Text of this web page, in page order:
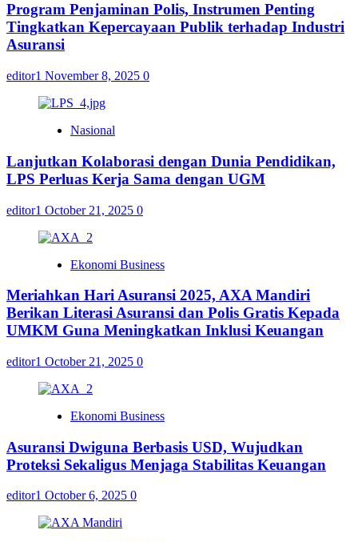
Program Penjaminan Polis, Instrumen Penting
Tingkatkan Kepercayaan Publik terhadap Industri
Asuransi
editor1 November 8, 2025 0
Nasional
Lanjutkan Kolaborasi dengan Dunia Pendidikan,
LPS Perluas Kerja Sama dengan UGM
editor1 October 21, 2025 0
Ekonomi Business
Meriahkan Hari Asuransi 2025, AXA Mandiri
Berikan Literasi Asuransi dan Polis Gratis Kepada
UMKM Guna Meningkatkan Inklusi Keuangan
editor1 October 21, 2025 0
Ekonomi Business
Asuransi Dwiguna Berbasis USD, Wujudkan
Proteksi Sekaligus Menjaga Stabilitas Keuangan
editor1 October 6, 2025 0